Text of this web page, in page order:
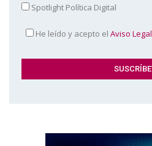
Spotlight Política Digital
He leído y acepto el Aviso Legal